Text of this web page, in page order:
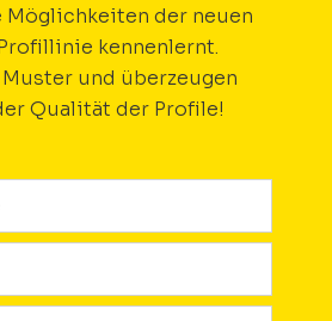
Möglichkeiten der neuen
kennenlernt.
und überzeugen
Qualität der Profile!